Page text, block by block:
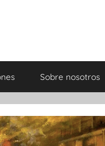
Sobre nosotros